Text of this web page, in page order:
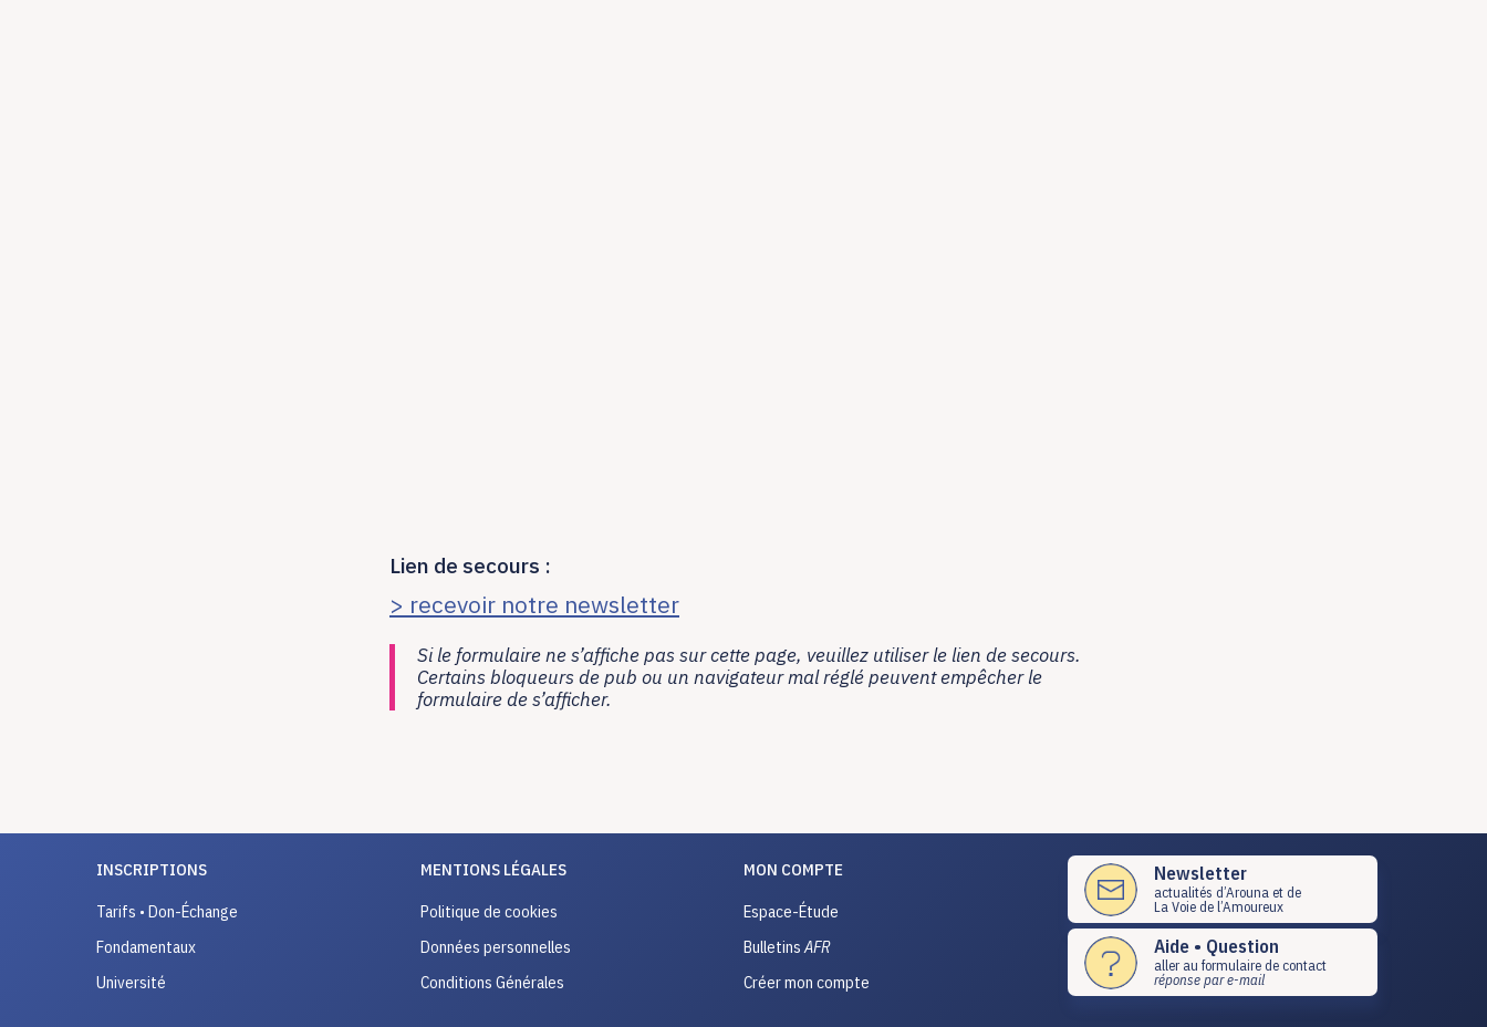
Lien de secours :
> recevoir notre newsletter
Si le formulaire ne s’affiche pas sur cette page, veuillez utiliser le lien de secours.
Certains bloqueurs de pub ou un navigateur mal réglé peuvent empêcher le
formulaire de s’afficher.
INSCRIPTIONS
Tarifs • Don-Échange
Fondamentaux
Université
MENTIONS LÉGALES
Politique de cookies
Données personnelles
Conditions Générales
MON COMPTE
Espace-Étude
Bulletins AFR
Créer mon compte
Newsletter
actualités d’Arouna et de
La Voie de l’Amoureux
Aide • Question
aller au formulaire de contact
réponse par e-mail